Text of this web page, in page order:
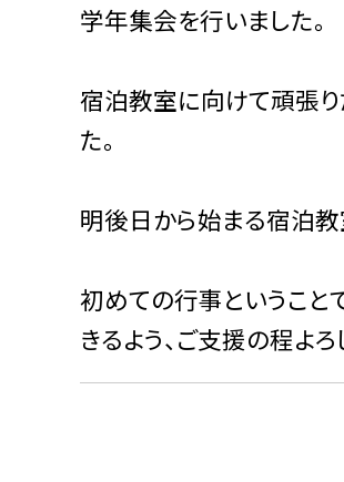
学年集会を行いました。
宿泊教室に向けて頑張
た。
明後日から始まる宿泊教
初めての行事ということ
きるよう、ご支援の程よろ